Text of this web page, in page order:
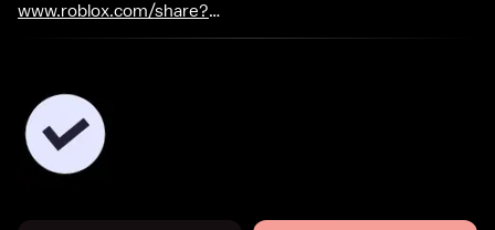
www.roblox.com/share?